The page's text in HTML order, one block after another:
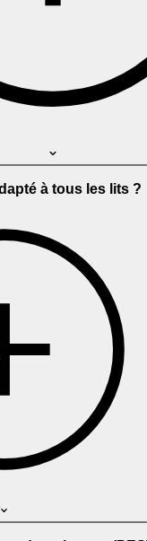
à tous les lits ?